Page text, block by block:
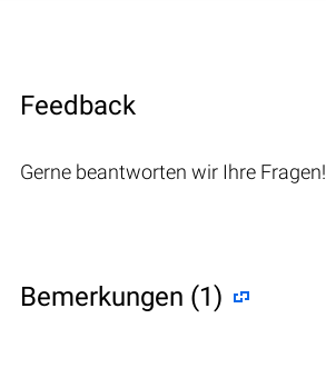
Feedback
Gerne beantworten wir Ihre Fragen!
Bemerkungen (1)